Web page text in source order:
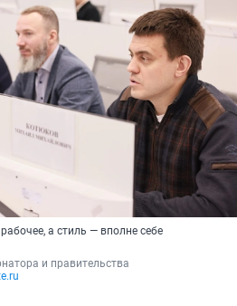
а стиль — вполне себе
и правительства